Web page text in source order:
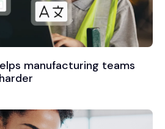
manufacturing teams